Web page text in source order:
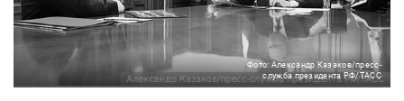
Фото: Александр Казаков/пресс-
служба президента РФ/ТАСС